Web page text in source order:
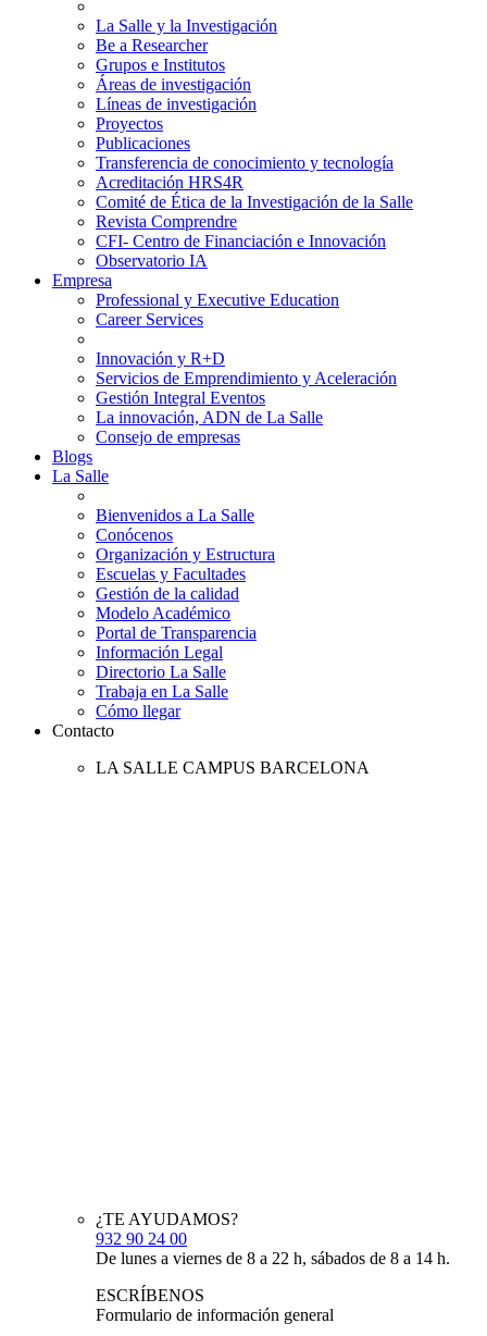
La Salle y la Investigación
Be a Researcher
Grupos e Institutos
Áreas de investigación
Líneas de investigación
Proyectos
Publicaciones
Transferencia de conocimiento y tecnología
Acreditación HRS4R
Comité de Ética de la Investigación de la Salle
Revista Comprendre
CFI- Centro de Financiación e Innovación
Observatorio IA
Empresa
Professional y Executive Education
Career Services
Innovación y R+D
Servicios de Emprendimiento y Aceleración
Gestión Integral Eventos
La innovación, ADN de La Salle
Consejo de empresas
Blogs
La Salle
Bienvenidos a La Salle
Conócenos
Organización y Estructura
Escuelas y Facultades
Gestión de la calidad
Modelo Académico
Portal de Transparencia
Información Legal
Directorio La Salle
Trabaja en La Salle
Cómo llegar
Contacto
LA SALLE CAMPUS BARCELONA
¿TE AYUDAMOS?
932 90 24 00
De lunes a viernes de 8 a 22 h, sábados de 8 a 14 h.
ESCRÍBENOS
Formulario de información general